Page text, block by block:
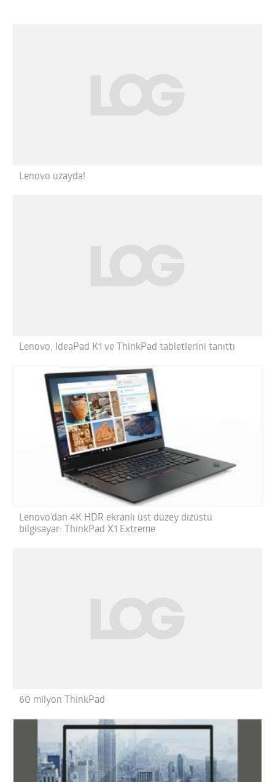
Lenovo uzayda!
Lenovo, IdeaPad K1 ve ThinkPad tabletlerini tanıttı
Lenovo’dan 4K HDR ekranlı üst düzey dizüstü
bilgisayar: ThinkPad X1 Extreme
60 milyon ThinkPad